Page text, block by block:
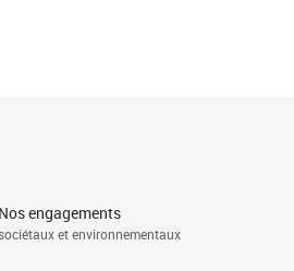
Nos engagements
et environnementaux